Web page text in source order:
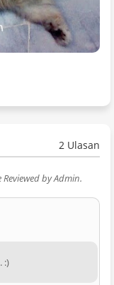
2 Ulasan
by Admin.
:)